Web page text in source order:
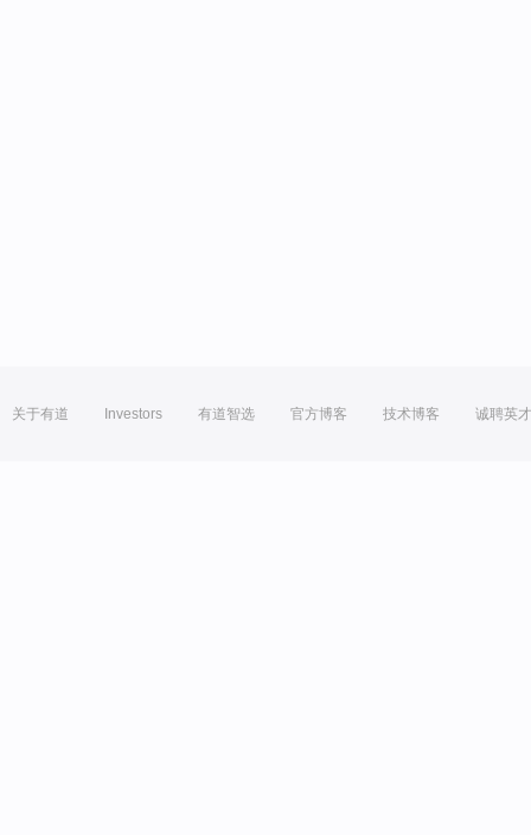
关于有道 Investors 有道智选 官方博客 技术博客 诚聘英才